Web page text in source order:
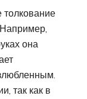
она
так как в